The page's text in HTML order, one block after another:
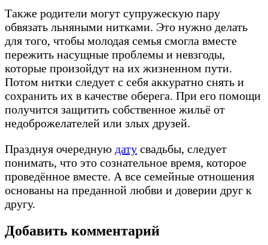
Также родители могут супружескую пару
обвязать льняными нитками. Это нужно делать
для того, чтобы молодая семья смогла вместе
пережить насущные проблемы и невзгоды,
которые произойдут на их жизненном пути.
Потом нитки следует с себя аккуратно снять и
сохранить их в качестве оберега. При его помощи
получится защитить собственное жильё от
недоброжелателей или злых друзей.
Празднуя очередную дату свадьбы, следует
понимать, что это сознательное время, которое
проведённое вместе. А все семейные отношения
основаны на преданной любви и доверии друг к
другу.
Добавить комментарий